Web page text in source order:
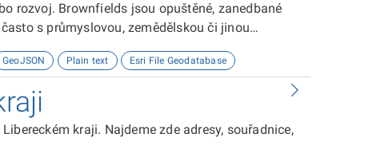
rozvoj. Brownfields jsou opuštěné, zanedbané
s průmyslovou, zemědělskou či jinou
nové investiční projekty bez nutnosti předchozí
GeoJSON Plain text Esri File Geodatabase
kraji. Najdeme zde adresy, souřadnice,